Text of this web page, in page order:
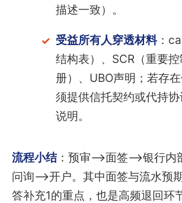
描述一致）。
受益所有人穿透材料：
结构表）、SCR（重要
册）、UBO声明；若存在
须提供信托契约或代持
说明。
流程小结：预审—>面签—>银行内
问询—>开户。其中面签与流水预
答补充1的重点，也是高频退回环